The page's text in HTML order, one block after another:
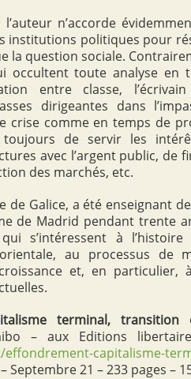
l’auteur n’accorde
institutions politiques pour
la question sociale.
occultent toute analyse en
entre classe,
dirigeantes dans
crise comme en temps de
de servir les
avec l’argent public, de
des marchés, etc.
de Galice, a été enseignant
de Madrid pendant trente
s’intéressent à
au processus de
et, en particulier,
terminal, transition
– aux Editions
capitalisme-
Septembre 21 – 233 pages –